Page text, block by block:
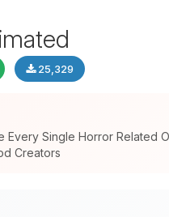
25,329
Every Single Horror Related
Creators